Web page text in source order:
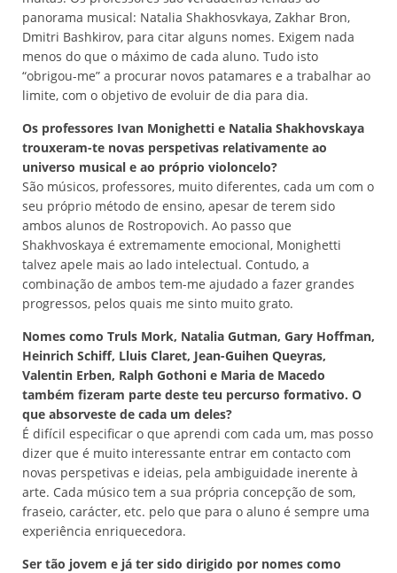
panorama musical: Natalia Shakhosvkaya, Zakhar Bron,
Dmitri Bashkirov, para citar alguns nomes. Exigem nada
menos do que o máximo de cada aluno. Tudo isto
“obrigou-me” a procurar novos patamares e a trabalhar ao
limite, com o objetivo de evoluir de dia para dia.
Os professores Ivan Monighetti e Natalia Shakhovskaya
trouxeram-te novas perspetivas relativamente ao
universo musical e ao próprio violoncelo?
São músicos, professores, muito diferentes, cada um com o
seu próprio método de ensino, apesar de terem sido
ambos alunos de Rostropovich. Ao passo que
Shakhvoskaya é extremamente emocional, Monighetti
talvez apele mais ao lado intelectual. Contudo, a
combinação de ambos tem-me ajudado a fazer grandes
progressos, pelos quais me sinto muito grato.
Nomes como Truls Mork, Natalia Gutman, Gary Hoffman,
Heinrich Schiff, Lluis Claret, Jean-Guihen Queyras,
Valentin Erben, Ralph Gothoni e Maria de Macedo
também fizeram parte deste teu percurso formativo. O
que absorveste de cada um deles?
É difícil especificar o que aprendi com cada um, mas posso
dizer que é muito interessante entrar em contacto com
novas perspetivas e ideias, pela ambiguidade inerente à
arte. Cada músico tem a sua própria concepção de som,
fraseio, carácter, etc. pelo que para o aluno é sempre uma
experiência enriquecedora.
Ser tão jovem e já ter sido dirigido por nomes como